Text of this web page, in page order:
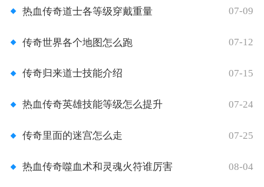
热血传奇道士各等级穿戴重量 07-09
传奇世界各个地图怎么跑 07-12
传奇归来道士技能介绍 07-15
热血传奇英雄技能等级怎么提升 07-24
传奇里面的迷宫怎么走 07-25
热血传奇噬血术和灵魂火符谁厉害 08-04